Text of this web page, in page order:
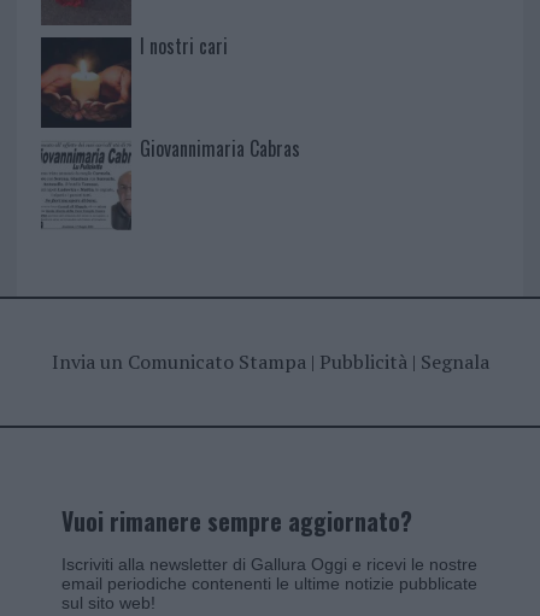
I nostri cari
Giovannimaria Cabras
Invia un Comunicato Stampa| Pubblicità| Segnala
Vuoi rimanere sempre aggiornato?
Iscriviti alla newsletter di Gallura Oggi e ricevi le nostre
email periodiche contenenti le ultime notizie pubblicate
sul sito web!